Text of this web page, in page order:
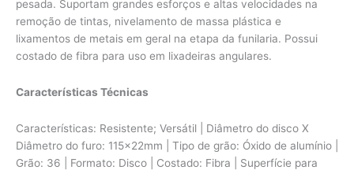
pesada. Suportam grandes esforços e altas velocidades na
remoção de tintas, nivelamento de massa plástica e
lixamentos de metais em geral na etapa da funilaria. Possui
costado de fibra para uso em lixadeiras angulares.
Características Técnicas
Características: Resistente; Versátil | Diâmetro do disco X
Diâmetro do furo: 115x22mm | Tipo de grão: Óxido de alumínio |
Grão: 36 | Formato: Disco | Costado: Fibra | Superfície para